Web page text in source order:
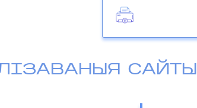
САЙТЫ